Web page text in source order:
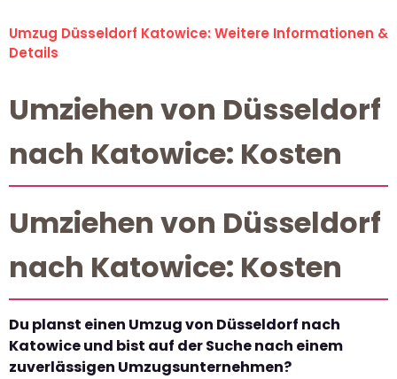
Umzug Düsseldorf Katowice: Weitere Informationen &
Details
Umziehen von Düsseldorf
nach Katowice: Kosten
Umziehen von Düsseldorf
nach Katowice: Kosten
Du planst einen Umzug von Düsseldorf nach
Katowice und bist auf der Suche nach einem
zuverlässigen Umzugsunternehmen?